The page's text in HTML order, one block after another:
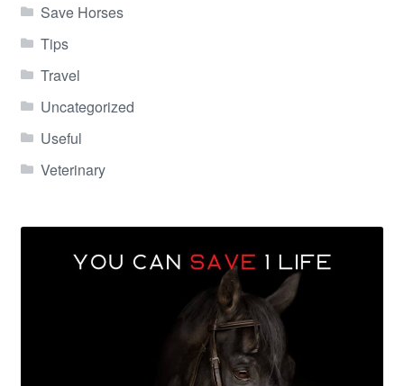
Save Horses
Tips
Travel
Uncategorized
Useful
Veterinary